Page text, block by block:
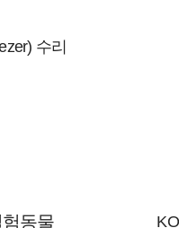
수리
동물 KO